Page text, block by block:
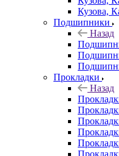
Кузова,
Подшипники
Назад
Прокладки
Назад